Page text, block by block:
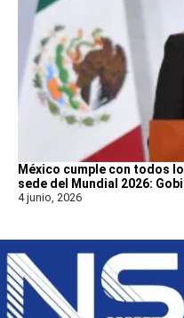
México cumple con todos
sede del Mundial 2026:
4 junio, 2026